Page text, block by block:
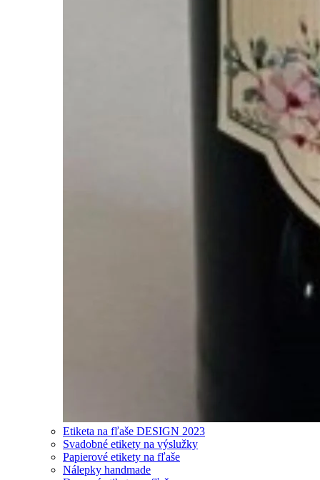
Etiketa na fľaše DESIGN 2023
Svadobné etikety na výslužky
Papierové etikety na fľaše
Nálepky handmade